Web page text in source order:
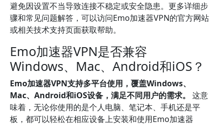
避免因设置不当导致连接不稳定或安全隐患。更多详细步
骤和常见问题解答，可以访问Emo加速器VPN的官方网站
或相关技术支持页面获取帮助。
Emo加速器VPN是否兼容
Windows、Mac、Android和iOS？
Emo加速器VPN支持多平台使用，覆盖Windows、
Mac、Android和iOS设备，满足不同用户的需求。
这意
味着，无论你使用的是个人电脑、笔记本、手机还是平
板，都可以轻松在相应设备上安装和使用Emo加速器